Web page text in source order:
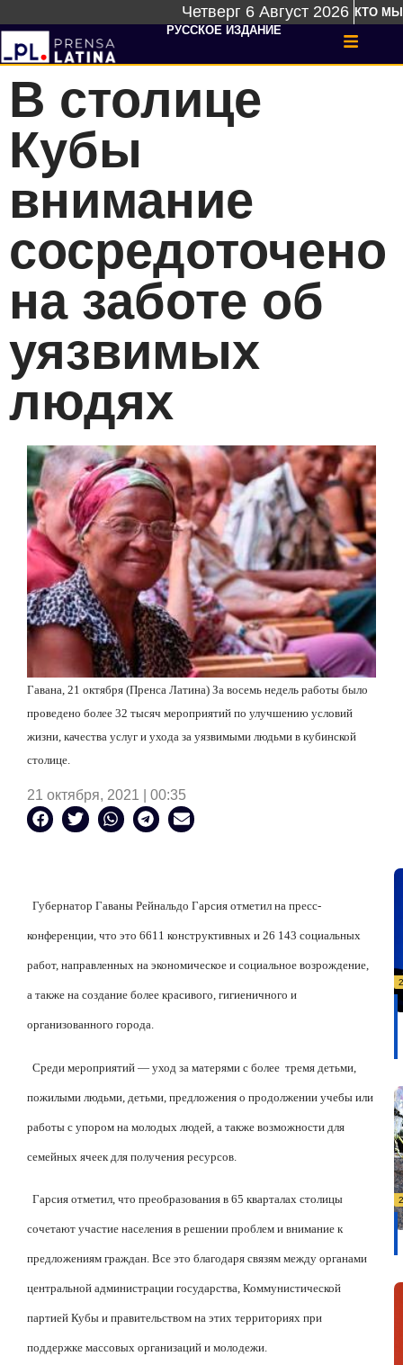
Четверг 6 Август 2026 КТО МЫ
РУССКОЕ ИЗДАНИЕ
В столице
Кубы
внимание
сосредоточено
на заботе об
уязвимых
людях
Гавана, 21 октября (Пренса Латина) За восемь недель работы было
проведено более 32 тысяч мероприятий по улучшению условий
жизни, качества услуг и ухода за уязвимыми людьми в кубинской
столице.
21 октября, 2021 | 00:35
Губернатор Гаваны Рейнальдо Гарсия отметил на пресс-
конференции, что это 6611 конструктивных и 26 143 социальных
работ, направленных на экономическое и социальное возрождение,
а также на создание более красивого, гигиеничного и
организованного города.
Среди мероприятий — уход за матерями с более тремя детьми,
пожилыми людьми, детьми, предложения о продолжении учебы или
работы с упором на молодых людей, а также возможности для
семейных ячеек для получения ресурсов.
Гарсия отметил, что преобразования в 65 кварталах столицы
сочетают участие населения в решении проблем и внимание к
предложениям граждан. Все это благодаря связям между органами
центральной администрации государства, Коммунистической
партией Кубы и правительством на этих территориях при
поддержке массовых организаций и молодежи.